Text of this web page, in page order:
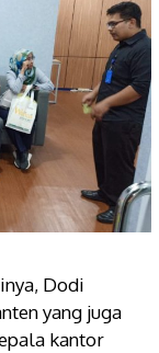
Dodi
yang juga
kantor